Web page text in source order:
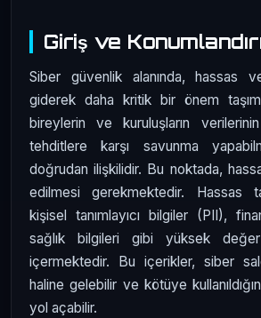
Giriş ve
Siber güvenlik alanında, hassas
giderek daha kritik bir önem
bireylerin ve kuruluşların
tehditlere karşı savunma
doğrudan ilişkilidir. Bu noktada,
edilmesi gerekmektedir. Hassas
kişisel tanımlayıcı bilgiler (PII),
sağlık bilgileri gibi yüksek
içermektedir. Bu içerikler, siber
haline gelebilir ve kötüye
yol açabilir.